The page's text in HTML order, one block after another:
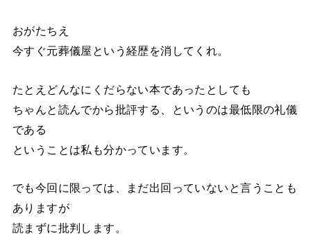
おがたちえ
今すぐ元葬儀屋という経歴を消してくれ。
たとえどんなにくだらない本であったとしても
ちゃんと読んでから批評する、というのは最低限の礼儀
である
ということは私も分かっています。
でも今回に限っては、まだ出回っていないと言うことも
ありますが
読まずに批判します。